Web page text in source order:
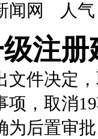
闻网 人
注册
件决定，
项，取消
为后置审